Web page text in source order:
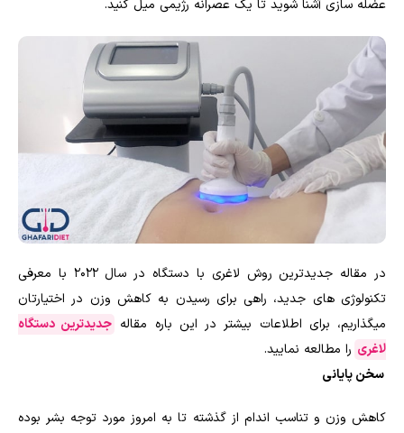
عضله سازی آشنا شوید تا یک عصرانه رژیمی میل کنید.
در مقاله جدیدترین روش لاغری با دستگاه در سال 2022 با معرفی
تکنولوژی های جدید، راهی برای رسیدن به کاهش وزن در اختیارتان
میگذاریم، برای اطلاعات بیشتر در این باره مقاله جدیدترین دستگاه
لاغری را مطالعه نمایید.
سخن پایانی
کاهش وزن و تناسب اندام از گذشته تا به امروز مورد توجه بشر بوده